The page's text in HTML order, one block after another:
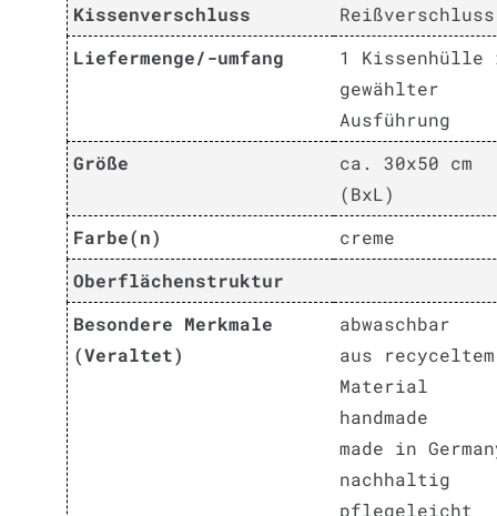
Kissenverschluss
Reißverschluss
Liefermenge/-umfang
1 Kissenhülle
gewählter
Ausführung
Größe
ca. 30x50 cm
(BxL)
Farbe(n)
creme
Oberflächenstruktur
Besondere Merkmale
(Veraltet)
abwaschbar
aus recyceltem
Material
handmade
made in
nachhaltig
pflegeleicht